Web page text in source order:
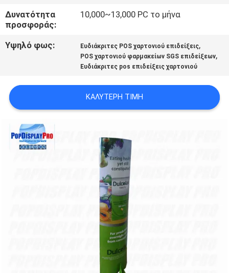
ΖΗΤΉΣΤΕ
ΈΝΑ
ΑΠΌΣΠΑΣΜΑ
SITEMAP
PRIVACY
POLICY
Δυνατότητα
προσφοράς:
10,000~13,000 PC το μήνα
Υψηλό φως: Ευδιάκριτες POS χαρτονιού επιδείξεις,
POS χαρτονιού φαρμακείων SGS επιδείξεων,
Ευδιάκριτες pos επιδείξεις χαρτονιού
ΚΑΛΎΤΕΡΗ ΤΙΜΉ